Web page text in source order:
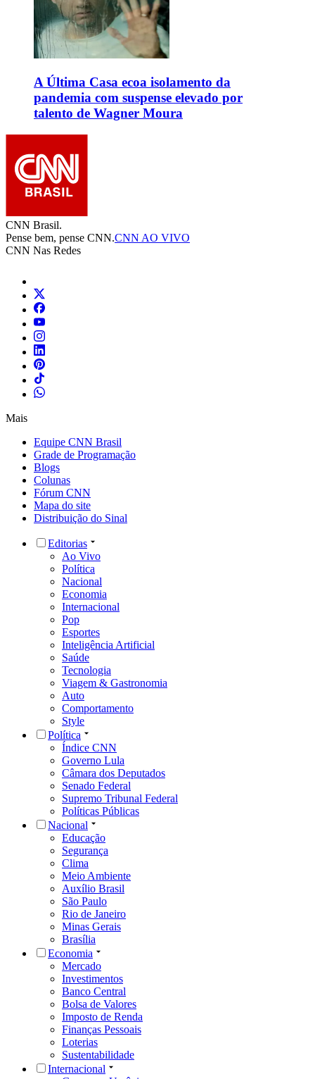
A Última Casa ecoa isolamento da
pandemia com suspense elevado por
talento de Wagner Moura
CNN Brasil.
Pense bem, pense CNN.CNN AO VIVO
CNN Nas Redes
Mais
Equipe CNN Brasil
Grade de Programação
Blogs
Colunas
Fórum CNN
Mapa do site
Distribuição do Sinal
Editorias
Ao Vivo
Política
Nacional
Economia
Internacional
Pop
Esportes
Inteligência Artificial
Saúde
Tecnologia
Viagem & Gastronomia
Auto
Comportamento
Style
Política
Índice CNN
Governo Lula
Câmara dos Deputados
Senado Federal
Supremo Tribunal Federal
Políticas Públicas
Nacional
Educação
Segurança
Clima
Meio Ambiente
Auxílio Brasil
São Paulo
Rio de Janeiro
Minas Gerais
Brasília
Economia
Mercado
Investimentos
Banco Central
Bolsa de Valores
Imposto de Renda
Finanças Pessoais
Loterias
Sustentabilidade
Internacional